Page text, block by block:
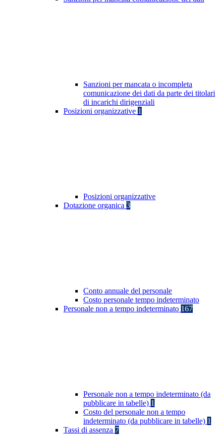
Sanzioni per mancata o incompleta
comunicazione dei dati da parte dei titolari
di incarichi dirigenziali
Posizioni organizzative 1
Posizioni organizzative
Dotazione organica 3
Conto annuale del personale
Costo personale tempo indeterminato
Personale non a tempo indeterminato 167
Personale non a tempo indeterminato (da
pubblicare in tabelle) 1
Costo del personale non a tempo
indeterminato (da pubblicare in tabelle) 1
Tassi di assenza 7